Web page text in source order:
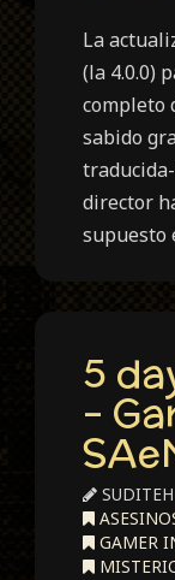
La
(la 4.0.0)
completo
sabido
director
supuesto
5
–
SUDITEH
GAMER